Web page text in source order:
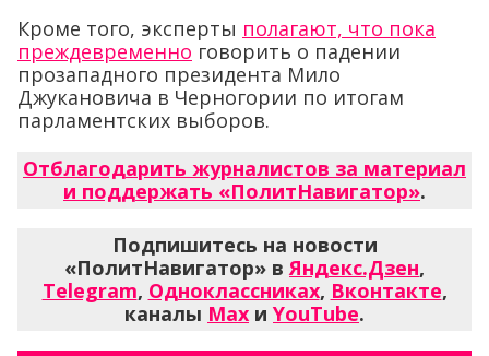
Кроме того, эксперты полагают, что пока
преждевременно говорить о падении
прозападного президента Мило
Джукановича в Черногории по итогам
парламентских выборов.
Отблагодарить журналистов за материал
и поддержать «ПолитНавигатор».
Подпишитесь на новости
«ПолитНавигатор» в Яндекс.Дзен,
Telegram, Одноклассниках, Вконтакте,
каналы Max и YouTube.